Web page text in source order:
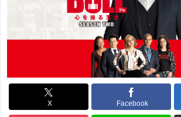
X Facebook